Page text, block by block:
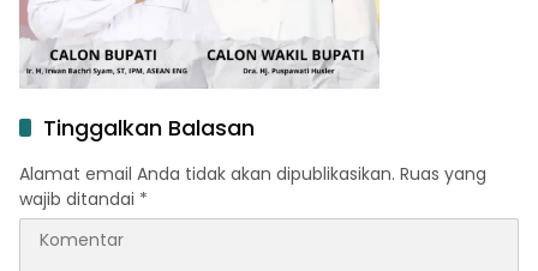
Tinggalkan Balasan
Alamat email Anda tidak akan dipublikasikan. Ruas yang
wajib ditandai *